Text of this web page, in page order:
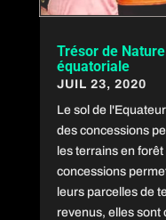
Trésor de
équatoriale
JUIL 23, 2020
Le sol de
des concessions
les terrains en
concessions
leurs parcelles de
revenus, elles sont